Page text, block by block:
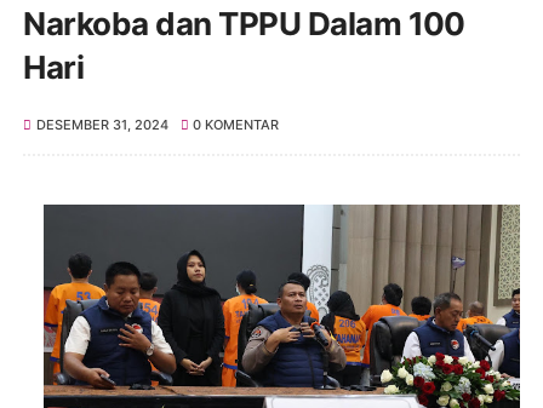
Narkoba dan TPPU Dalam 100
Hari
DESEMBER 31, 2024 0 KOMENTAR